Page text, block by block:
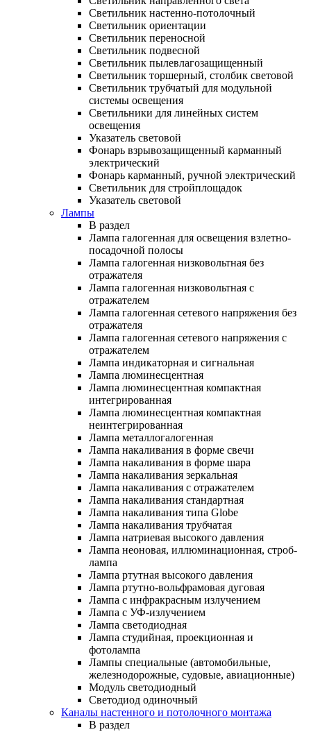
Светильник настенно-потолочный
Светильник ориентации
Светильник переносной
Светильник подвесной
Светильник пылевлагозащищенный
Светильник торшерный, столбик световой
Светильник трубчатый для модульной
системы освещения
Светильники для линейных систем
освещения
Указатель световой
Фонарь взрывозащищенный карманный
электрический
Фонарь карманный, ручной электрический
Светильник для стройплощадок
Указатель световой
Лампы
В раздел
Лампа галогенная для освещения взлетно-
посадочной полосы
Лампа галогенная низковольтная без
отражателя
Лампа галогенная низковольтная с
отражателем
Лампа галогенная сетевого напряжения без
отражателя
Лампа галогенная сетевого напряжения с
отражателем
Лампа индикаторная и сигнальная
Лампа люминесцентная
Лампа люминесцентная компактная
интегрированная
Лампа люминесцентная компактная
неинтегрированная
Лампа металлогалогенная
Лампа накаливания в форме свечи
Лампа накаливания в форме шара
Лампа накаливания зеркальная
Лампа накаливания с отражателем
Лампа накаливания стандартная
Лампа накаливания типа Globe
Лампа накаливания трубчатая
Лампа натриевая высокого давления
Лампа неоновая, иллюминационная, строб-
лампа
Лампа ртутная высокого давления
Лампа ртутно-вольфрамовая дуговая
Лампа с инфракрасным излучением
Лампа с УФ-излучением
Лампа светодиодная
Лампа студийная, проекционная и
фотолампа
Лампы специальные (автомобильные,
железнодорожные, судовые, авиационные)
Модуль светодиодный
Светодиод одиночный
Каналы настенного и потолочного монтажа
В раздел